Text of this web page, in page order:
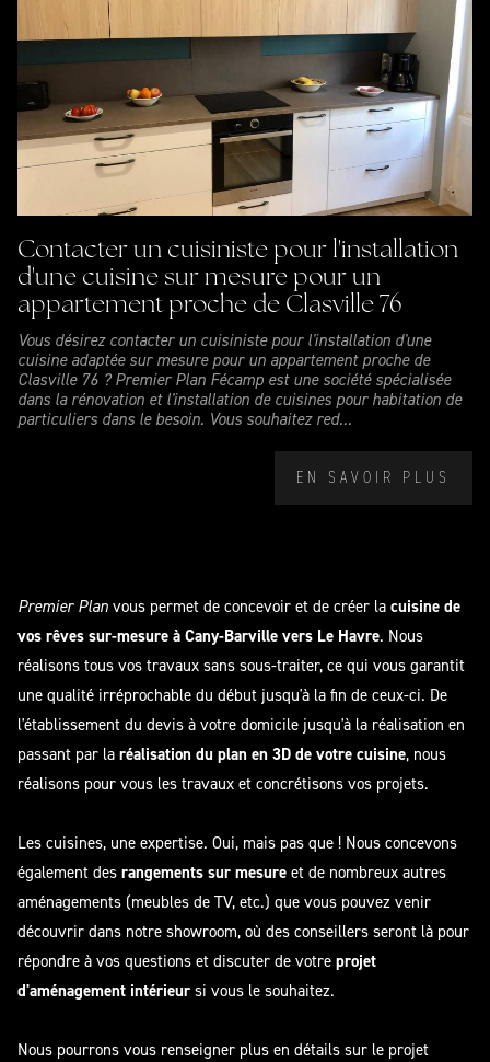
Contacter un cuisiniste pour l'installation
d'une cuisine sur mesure pour un
appartement proche de Clasville 76
Vous désirez contacter un cuisiniste pour l'installation d'une
cuisine adaptée sur mesure pour un appartement proche de
Clasville 76 ? Premier Plan Fécamp est une société spécialisée
dans la rénovation et l'installation de cuisines pour habitation de
particuliers dans le besoin. Vous souhaitez red...
EN SAVOIR PLUS
Premier Planvous permet de concevoir et de créer la cuisine de
vos rêves sur-mesure à Cany-Barville vers Le Havre. Nous
réalisons tous vos travaux sans sous-traiter, ce qui vous garantit
une qualité irréprochable du début jusqu'à la fin de ceux-ci. De
l'établissement du devis à votre domicile jusqu'à la réalisation en
passant par laréalisation du plan en 3D de votre cuisine, nous
réalisons pour vous les travaux et concrétisons vos projets.
Les cuisines, une expertise. Oui, mais pas que ! Nous concevons
également des rangements sur mesureet de nombreux autres
aménagements (meubles de TV, etc.) que vous pouvez venir
découvrir dans notre showroom, où des conseillers seront là pour
répondre à vos questions et discuter de votre projet
d'aménagement intérieursi vous le souhaitez.
Nous pourrons vous renseigner plus en détails sur le projet